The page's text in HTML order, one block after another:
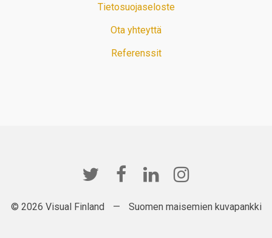
Tietosuojaseloste
Ota yhteyttä
Referenssit
© 2026 Visual Finland — Suomen maisemien kuvapankki